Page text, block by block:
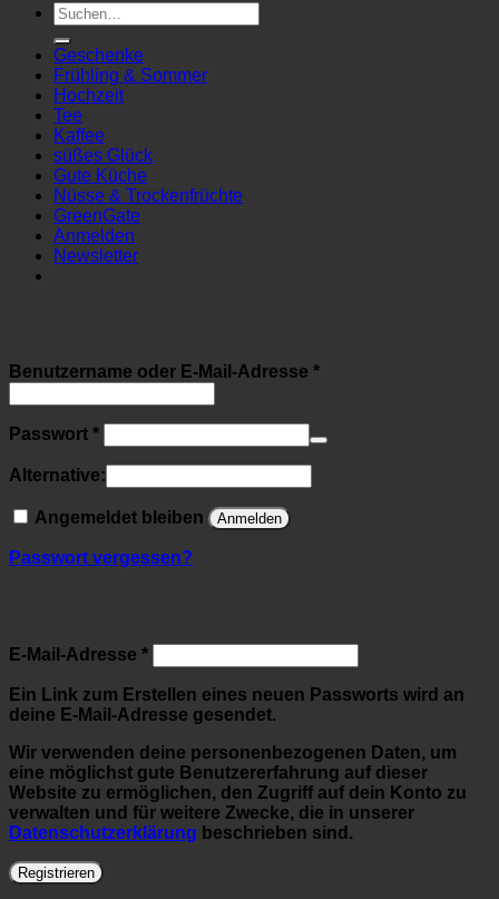
Suchen
nach:
Geschenke
Frühling & Sommer
Hochzeit
Tee
Kaffee
süßes Glück
Gute Küche
Nüsse & Trockenfrüchte
GreenGate
Anmelden
Newsletter
Benutzername oder E-Mail-Adresse *Erforderlich
Passwort *Erforderlich
Alternative:
Angemeldet bleiben Anmelden
Passwort vergessen?
E-Mail-Adresse *Erforderlich
Ein Link zum Erstellen eines neuen Passworts wird an
deine E-Mail-Adresse gesendet.
Wir verwenden deine personenbezogenen Daten, um
eine möglichst gute Benutzererfahrung auf dieser
Website zu ermöglichen, den Zugriff auf dein Konto zu
verwalten und für weitere Zwecke, die in unserer
Datenschutzerklärung beschrieben sind.
Registrieren